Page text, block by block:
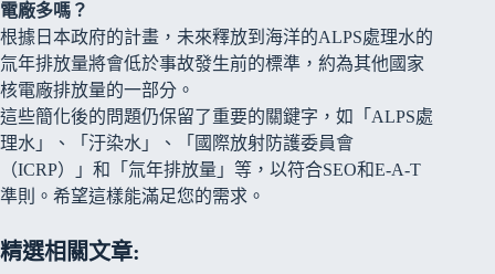
電廠多嗎？
根據日本政府的計畫，未來釋放到海洋的ALPS處理水的
氚年排放量將會低於事故發生前的標準，約為其他國家
核電廠排放量的一部分。
這些簡化後的問題仍保留了重要的關鍵字，如「ALPS處
理水」、「汙染水」、「國際放射防護委員會
（ICRP）」和「氚年排放量」等，以符合SEO和E-A-T
準則。希望這樣能滿足您的需求。
精選相關文章: